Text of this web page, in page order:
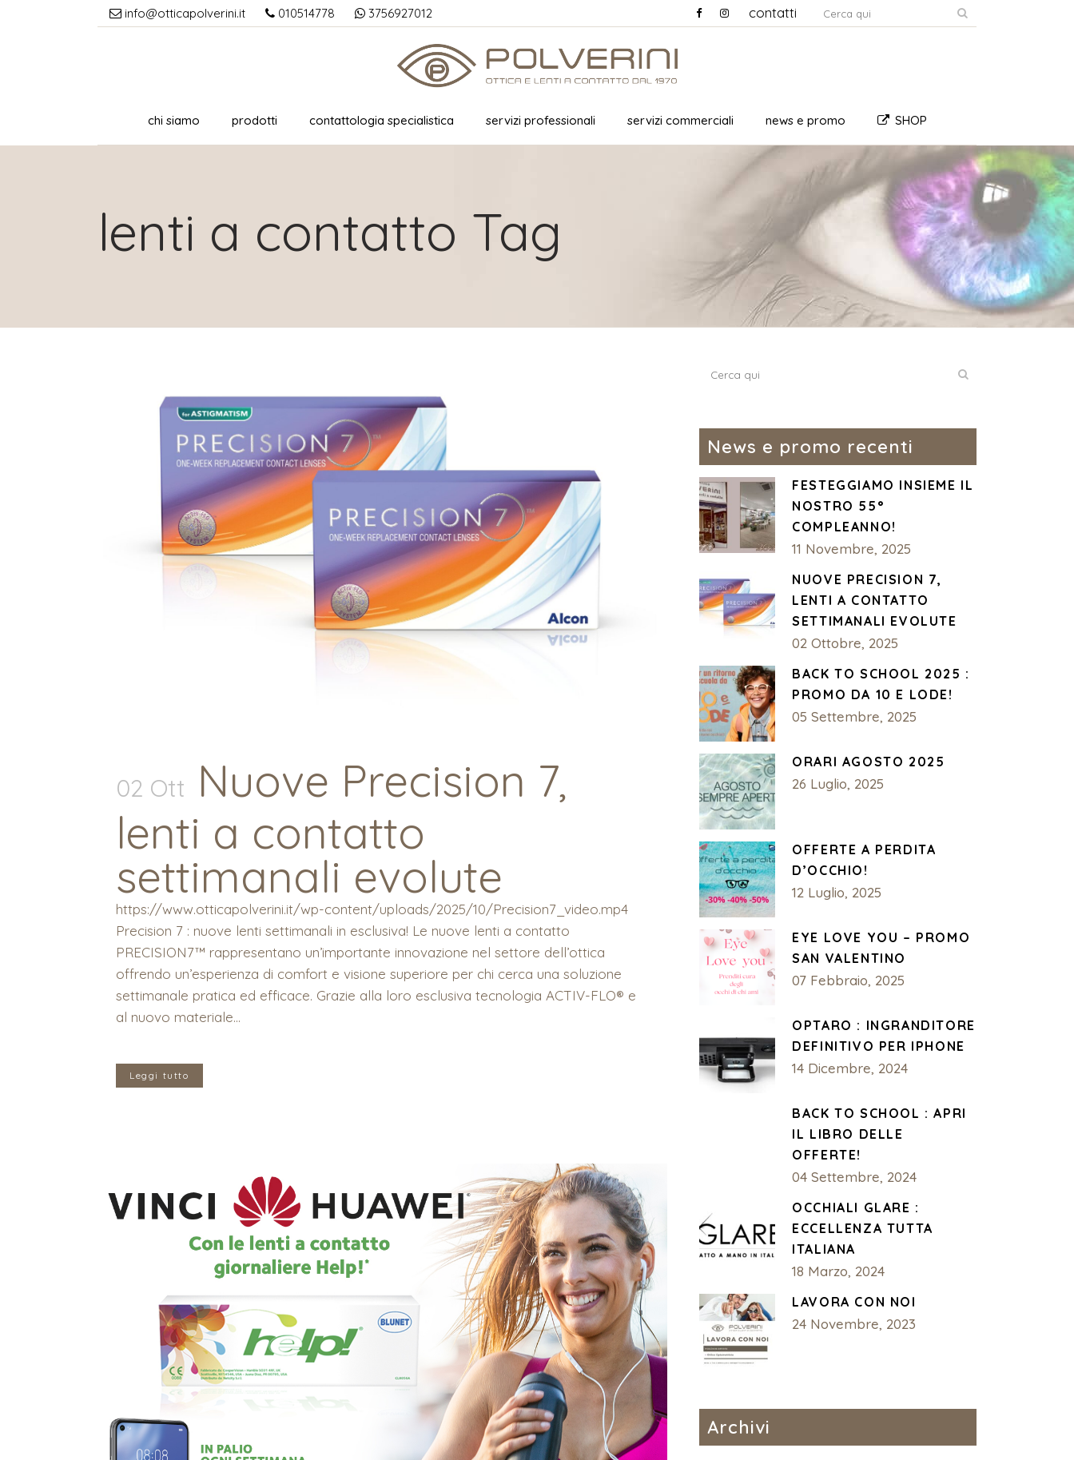
info@otticapolverini.it 010514778 3756927012 contatti
chi siamo prodotti contattologia specialistica servizi professionali servizi commerciali news e promo SHOP
lenti a contatto Tag
02 Ott Nuove Precision 7,
lenti a contatto
settimanali evolute
https://www.otticapolverini.it/wp-content/uploads/2025/10/Precision7_video.mp4
Precision 7 : nuove lenti settimanali in esclusiva! Le nuove lenti a contatto
PRECISION7™ rappresentano un’importante innovazione nel settore dell’ottica
offrendo un’esperienza di comfort e visione superiore per chi cerca una soluzione
settimanale pratica ed efficace. Grazie alla loro esclusiva tecnologia ACTIV-FLO® e
al nuovo materiale...
Leggi tutto
News e promo recenti
FESTEGGIAMO INSIEME IL
NOSTRO 55°
COMPLEANNO!
11 Novembre, 2025
NUOVE PRECISION 7,
LENTI A CONTATTO
SETTIMANALI EVOLUTE
02 Ottobre, 2025
BACK TO SCHOOL 2025 :
PROMO DA 10 E LODE!
05 Settembre, 2025
ORARI AGOSTO 2025
26 Luglio, 2025
OFFERTE A PERDITA
D’OCCHIO!
12 Luglio, 2025
EYE LOVE YOU – PROMO
SAN VALENTINO
07 Febbraio, 2025
OPTARO : INGRANDITORE
DEFINITIVO PER IPHONE
14 Dicembre, 2024
BACK TO SCHOOL : APRI
IL LIBRO DELLE
OFFERTE!
04 Settembre, 2024
OCCHIALI GLARE :
ECCELLENZA TUTTA
ITALIANA
18 Marzo, 2024
LAVORA CON NOI
24 Novembre, 2023
Archivi